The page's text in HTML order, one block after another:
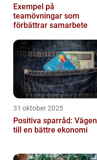
Exempel på
teamövningar som
förbättrar samarbete
31 oktober 2025
Positiva sparråd: Vägen
till en bättre ekonomi